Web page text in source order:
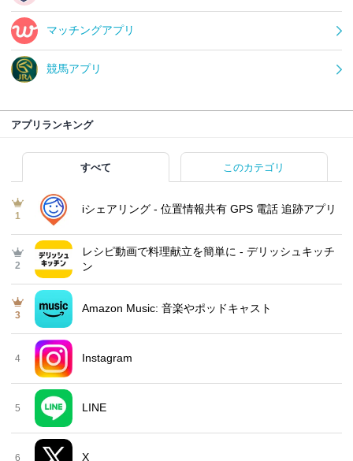
マッチングアプリ
競馬アプリ
アプリランキング
すべて このカテゴリ
1
iシェアリング - 位置情報共有 GPS 電話 追跡アプリ
2
レシピ動画で料理献立を簡単‪に - デリッシュキッチ
ン
3
Amazon Music: 音楽やポッドキャスト
4 Instagram
5 LINE
6 X